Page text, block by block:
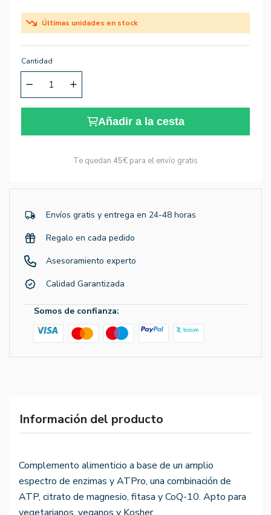
Últimas unidades en stock
Cantidad
Añadir a la cesta
Te quedan 45€ para el envío gratis
Envíos gratis y entrega en 24-48 horas
Regalo en cada pedido
Asesoramiento experto
Calidad Garantizada
Somos de confianza:
Información del producto
Complemento alimenticio a base de un amplio
espectro de enzimas y ATPro, una combinación de
ATP, citrato de magnesio, fitasa y CoQ-10. Apto para